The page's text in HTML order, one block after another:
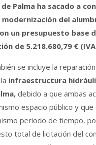
Palma ha sacado a
del
un presupuesto base
de 5.218.680,79 €
se incluye la
infraestructura
debido a que ambas
espacio público y que
periodo de tiempo,
total de licitación del